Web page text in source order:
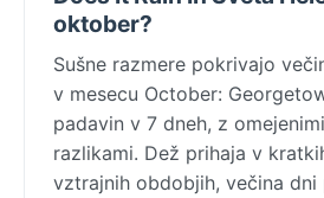
oktober?
Sušne razmere pokrivajo
v mesecu October:
padavin v 7 dneh, z
razlikami. Dež prihaja v
vztrajnih obdobjih, večina dni